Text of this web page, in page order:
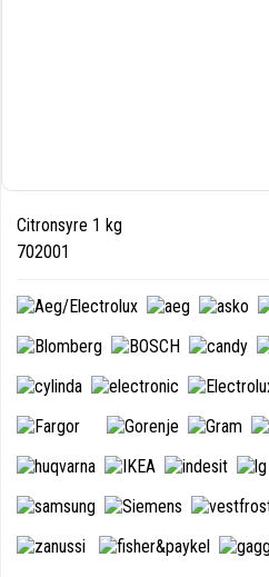
Citronsyre 1 kg
702001